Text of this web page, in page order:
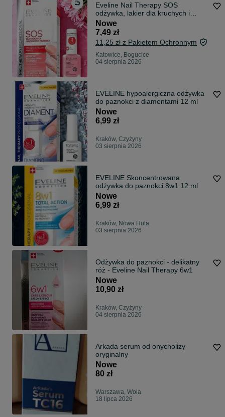
Eveline Nail Therapy SOS
odżywka, lakier dla kruchych i
łamliwych paznokci 12 ml
Nowe
7,49 zł
11,25 zł z Pakietem Ochronnym
Katowice, Bogucice
04 sierpnia 2026
EVELINE hypoalergiczna odżywka
do paznokci z diamentami 12 ml
Nowe
6,99 zł
Kraków, Czyżyny
03 sierpnia 2026
EVELINE Skoncentrowana
odżywka do paznokci 8w1 12 ml
Nowe
6,99 zł
Kraków, Nowa Huta
03 sierpnia 2026
Odżywka do paznokci - delikatny
róż - Eveline Nail Therapy 6w1
Nowe
10,90 zł
Kraków, Czyżyny
04 sierpnia 2026
Arkada serum od onycholizy
oryginalny
Nowe
80 zł
Warszawa, Wola
18 lipca 2026